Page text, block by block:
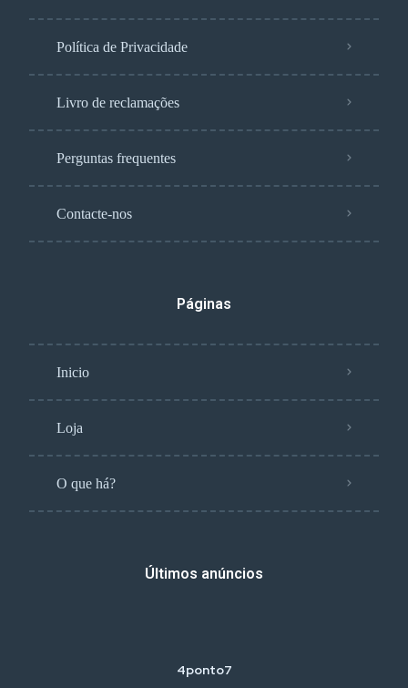
Política de Privacidade
Livro de reclamações
Perguntas frequentes
Contacte-nos
Páginas
Inicio
Loja
O que há?
Últimos anúncios
4ponto7